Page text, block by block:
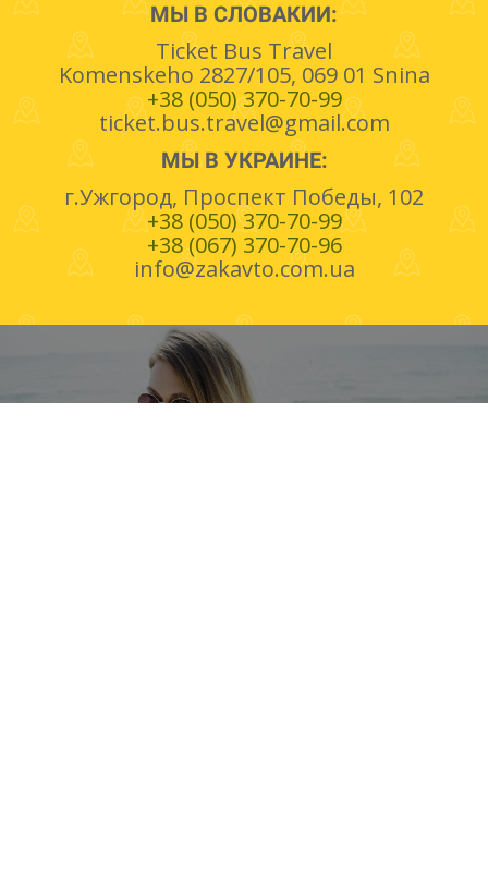
МЫ В СЛОВАКИИ:
Ticket Bus Travel
Komenskeho 2827/105, 069 01 Snina
+38 (050) 370-70-99
ticket.bus.travel@gmail.com
МЫ В УКРАИНЕ:
г.Ужгород, Проспект Победы, 102
+38 (050) 370-70-99
+38 (067) 370-70-96
info@zakavto.com.ua